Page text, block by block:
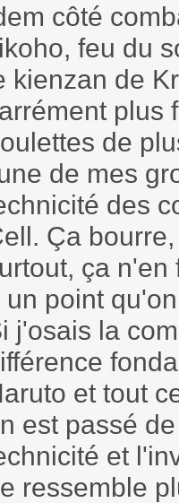
côté
feu du
kienzan de
plus
de
de mes
des
Ça
ça n'en
un point
j'osais la
et tout
est passé
et
ressemble